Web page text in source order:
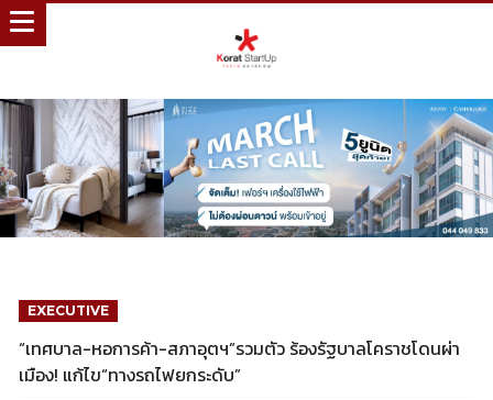
EXECUTIVE
“เทศบาล-หอการค้า-สภาอุตฯ”รวมตัว ร้องรัฐบาลโคราชโดนผ่า
เมือง! แก้ไข“ทางรถไฟยกระดับ”